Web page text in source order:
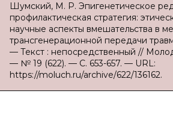
Шумский, М. Р. Эпигенетическое
профилактическая стратегия:
научные аспекты вмешательства в
трансгенерационной передачи
— Текст : непосредственный //
— № 19 (622). — С. 653-657. — URL:
https://moluch.ru/archive/622/136162.